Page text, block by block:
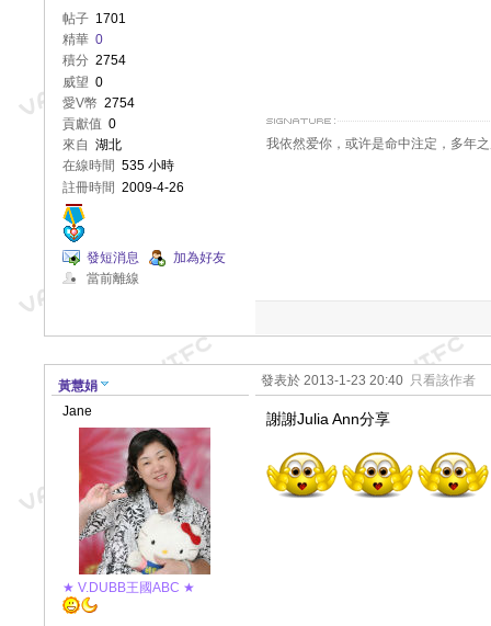
帖子 1701
精華 0
積分 2754
威望 0
愛V幣 2754
貢獻值 0
來自 湖北
在線時間 535 小時
註冊時間 2009-4-26
發短消息
加為好友
當前離線
我依然爱你，或许是命中注定，多年
黃慧娟
Jane
★ V.DUBB王國ABC ★
發表於 2013-1-23 20:40 只看該作者
謝謝Julia Ann分享